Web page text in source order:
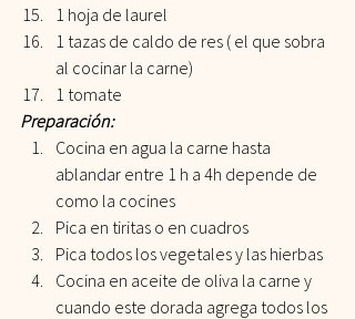
1 hoja de laurel
1 tazas de caldo de res ( el que sobra
al cocinar la carne)
1 tomate
Preparación:
Cocina en agua la carne hasta
ablandar entre 1 h a 4h depende de
como la cocines
Pica en tiritas o en cuadros
Pica todos los vegetales y las hierbas
Cocina en aceite de oliva la carne y
cuando este dorada agrega todos los